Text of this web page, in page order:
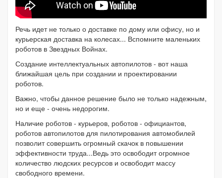
Речь идет не только о доставке по дому или офису, но и
курьерская доставка на колесах... Вспомните маленьких
роботов в Звездных Войнах.
Создание интеллектуальных автопилотов - вот наша
ближайшая цель при создании и проектировании
роботов.
Важно, чтобы данное решение было не только надежным,
но и еще - очень недорогим.
Наличие роботов - курьеров, роботов - официантов,
роботов автопилотов для пилотирования автомобилей
позволит совершить огромный скачок в повышении
эффективности труда...Ведь это освободит огромное
количество людских ресурсов и освободит массу
свободного времени.